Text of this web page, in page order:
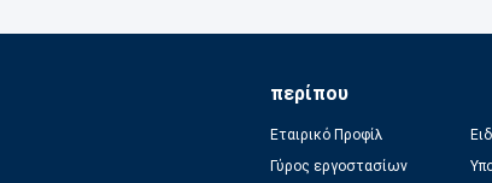
περίπου
Εταιρικό Προφίλ
Γύρος εργοστασίων